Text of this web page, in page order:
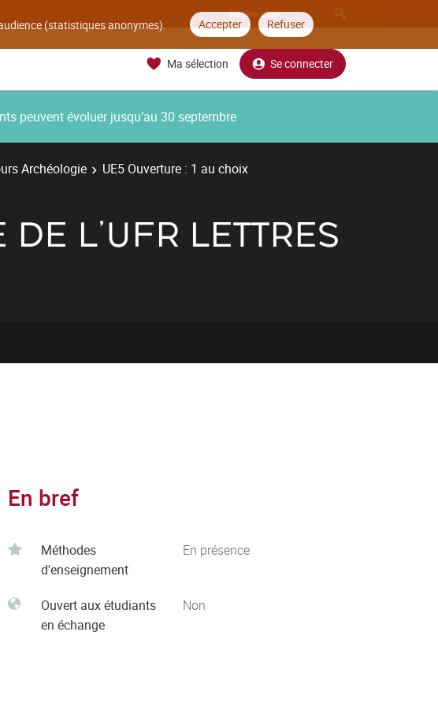
(statistiques anonymes). Accepter Refuser
Ma sélection Se connecter
peuvent évoluer jusqu’au 30 septembre
Archéologie
UE5 Ouverture : 1 au choix
L'UFR LETTRES
En bref
Méthodes
d'enseignement
En présence
Ouvert aux étudiants
en échange
Non